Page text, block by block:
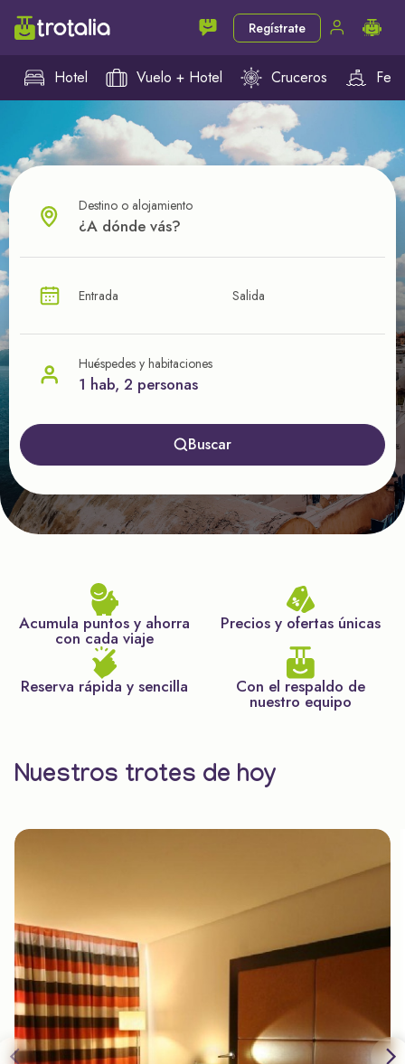
Regístrate
Hotel Vuelo + Hotel Cruceros
¿CUÁL VA A SER TU PRÓXIMO TROTE?
nuestras ofertas
Destino o alojamiento
Entrada Salida
Huéspedes y habitaciones
1 hab, 2 personas
Buscar
Acumula puntos y ahorra
con cada viaje
Precios y ofertas únicas
Reserva rápida y sencilla Con el respaldo de
nuestro equipo
Nuestros trotes de hoy